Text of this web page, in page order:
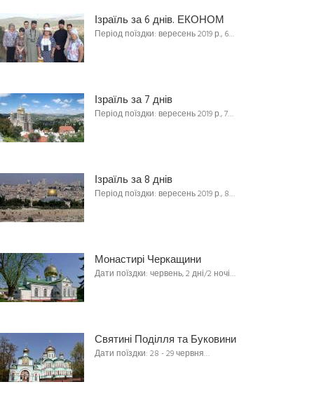
Ізраїль за 6 днів. ЕКОНОМ
Період поїздки: вересень 2019 р., 6…
Ізраїль за 7 днів
Період поїздки: вересень 2019 р., 7…
Ізраїль за 8 днів
Період поїздки: вересень 2019 р., 8…
Монастирі Черкащини
Дати поїздки: червень, 2 дні/2 ночі…
Святині Поділля та Буковини
Дати поїздки: 28 - 29 червня…